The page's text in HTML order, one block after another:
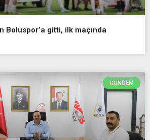
Boluspor’a gitti, ilk maçında
GÜNDEM